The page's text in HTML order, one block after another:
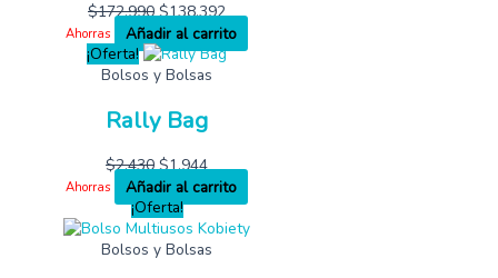
$172,990 $138,392
Ahorras
Añadir al carrito
¡Oferta!
Bolsos y Bolsas
Rally Bag
$2,430 $1,944
Ahorras
Añadir al carrito
¡Oferta!
Bolsos y Bolsas